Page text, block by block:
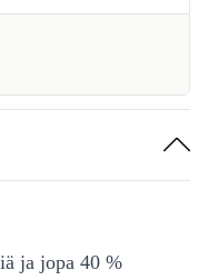
ja jopa 40 %